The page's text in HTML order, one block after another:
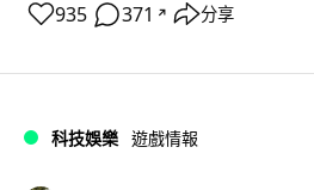
935 371 ↗ 分享
科技娛樂 遊戲情報